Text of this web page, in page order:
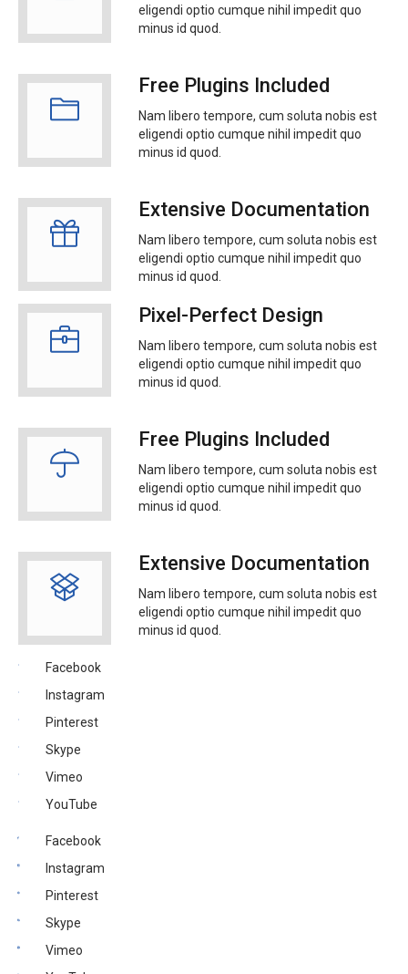
eligendi optio cumque nihil impedit quo
minus id quod.
Free Plugins Included
Nam libero tempore, cum soluta nobis est
eligendi optio cumque nihil impedit quo
minus id quod.
Extensive Documentation
Nam libero tempore, cum soluta nobis est
eligendi optio cumque nihil impedit quo
minus id quod.
Pixel-Perfect Design
Nam libero tempore, cum soluta nobis est
eligendi optio cumque nihil impedit quo
minus id quod.
Free Plugins Included
Nam libero tempore, cum soluta nobis est
eligendi optio cumque nihil impedit quo
minus id quod.
Extensive Documentation
Nam libero tempore, cum soluta nobis est
eligendi optio cumque nihil impedit quo
minus id quod.
Facebook
Instagram
Pinterest
Skype
Vimeo
YouTube
Facebook
Instagram
Pinterest
Skype
Vimeo